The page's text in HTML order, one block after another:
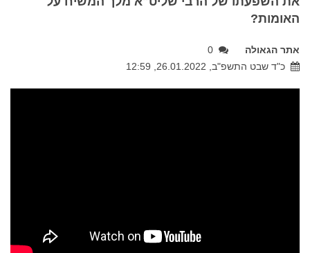
האומות?
אתר הגאולה
0
כ"ד שבט התשפ"ב, 26.01.2022, 12:59